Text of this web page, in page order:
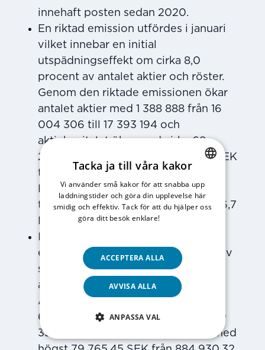
innehaft posten sedan 2020.
En riktad emission utfördes i januari
vilket innebar en initial
utspädningseffekt om cirka 8,0
procent av antalet aktier och röster.
Genom den riktade emissionen ökar
antalet aktier med 1 388 888 från 16
004 306 till 17 393 194 och
aktiekapitalet ökar med cirka 69
222,20 SEK från cirka 797 654,82 SEK
till cirka 866 877,02 SEK.
Emissionslikviden efter
transaktionsavgifter utföll till cirka 6,7
MSEK.
emissionen, utfördes TO-emission av
serie TO3. Den blev fulltecknad och
avslutades den 22 januari 2025.
Antalet aktier ökar då med högst 1
600 430 från 17 755 419 aktier till 19
355 849 aktier och aktiekapitalet med
SWEDISH
ENGLISH
Tacka ja till våra kakor
Vi använder små kakor för att snabba upp
laddningstider och göra din upplevelse här
smidig och effektiv. Tack för att du hjälper oss
göra ditt besök enklare!
ACCEPTERA ALLA
AVVISA ALLA
ANPASSA VAL